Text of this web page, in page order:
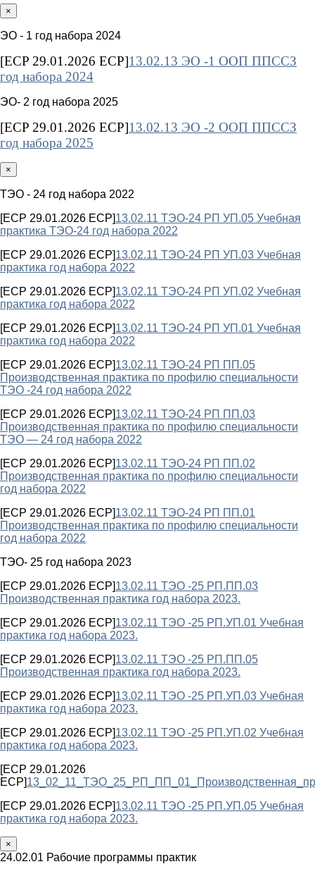
×
ЭО - 1 год набора 2024
[ECP 29.01.2026 ECP]13.02.13 ЭО -1 ООП ППССЗ
год набора 2024
ЭО- 2 год набора 2025
[ECP 29.01.2026 ECP]13.02.13 ЭО -2 ООП ППССЗ
год набора 2025
×
ТЭО - 24 год набора 2022
[ECP 29.01.2026 ECP]13.02.11 ТЭО-24 РП УП.05 Учебная
практика ТЭО-24 год набора 2022
[ECP 29.01.2026 ECP]13.02.11 ТЭО-24 РП УП.03 Учебная
практика год набора 2022
[ECP 29.01.2026 ECP]13.02.11 ТЭО-24 РП УП.02 Учебная
практика год набора 2022
[ECP 29.01.2026 ECP]13.02.11 ТЭО-24 РП УП.01 Учебная
практика год набора 2022
[ECP 29.01.2026 ECP]13.02.11 ТЭО-24 РП ПП.05
Производственная практика по профилю специальности
ТЭО -24 год набора 2022
[ECP 29.01.2026 ECP]13.02.11 ТЭО-24 РП ПП.03
Производственная практика по профилю специальности
ТЭО — 24 год набора 2022
[ECP 29.01.2026 ECP]13.02.11 ТЭО-24 РП ПП.02
Производственная практика по профилю специальности
год набора 2022
[ECP 29.01.2026 ECP]13.02.11 ТЭО-24 РП ПП.01
Производственная практика по профилю специальности
год набора 2022
ТЭО- 25 год набора 2023
[ECP 29.01.2026 ECP]13.02.11 ТЭО -25 РП.ПП.03
Производственная практика год набора 2023.
[ECP 29.01.2026 ECP]13.02.11 ТЭО -25 РП.УП.01 Учебная
практика год набора 2023.
[ECP 29.01.2026 ECP]13.02.11 ТЭО -25 РП.ПП.05
Производственная практика год набора 2023.
[ECP 29.01.2026 ECP]13.02.11 ТЭО -25 РП.УП.03 Учебная
практика год набора 2023.
[ECP 29.01.2026 ECP]13.02.11 ТЭО -25 РП.УП.02 Учебная
практика год набора 2023.
[ECP 29.01.2026
ECP]
[ECP 29.01.2026 ECP]13.02.11 ТЭО -25 РП.УП.05 Учебная
практика год набора 2023.
×
24.02.01 Рабочие программы практик